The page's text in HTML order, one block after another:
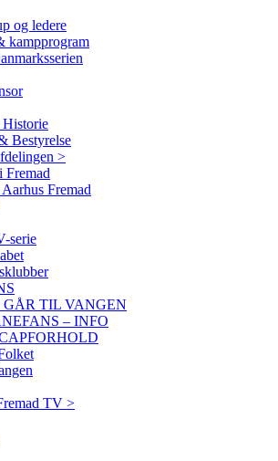
og ledere
kampprogram
Historie
Bestyrelse
>
Aarhus Fremad
serie
GÅR TIL VANGEN
– INFO
TV >